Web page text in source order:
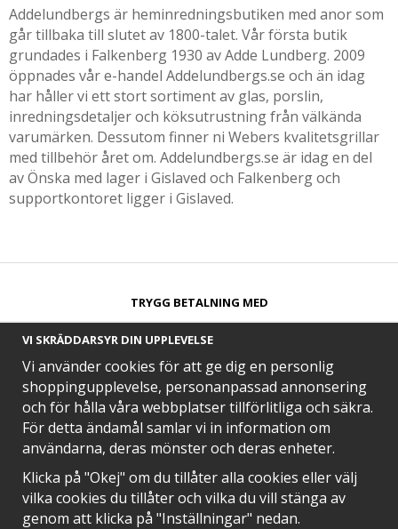
Addelundbergs är heminredningsbutiken med anor som
går tillbaka till slutet av 1800-talet. Vår första butik
grundades i Falkenberg 1930 av Adde Lundberg. 2009
öppnades vår e-handel Addelundbergs.se och än idag
har håller vi ett stort sortiment av glas, porslin,
inredningsdetaljer och köksutrustning från välkända
varumärken. Dessutom finner ni Webers kvalitetsgrillar
med tillbehör året om. Addelundbergs.se är idag en del
av Önska med lager i Gislaved och Falkenberg och
supportkontoret ligger i Gislaved.
TRYGG BETALNING MED​
SNABB LEVERANS MED
EN DEL AV
VI SKRÄDDARSYR DIN UPPLEVELSE
Vi använder cookies för att ge dig en personlig
shoppingupplevelse, personanpassad annonsering
och för hålla våra webbplatser tillförlitliga och säkra.
För detta ändamål samlar vi in information om
användarna, deras mönster och deras enheter.
Klicka på "Okej" om du tillåter alla cookies eller välj
vilka cookies du tillåter och vilka du vill stänga av
genom att klicka på "Inställningar" nedan.